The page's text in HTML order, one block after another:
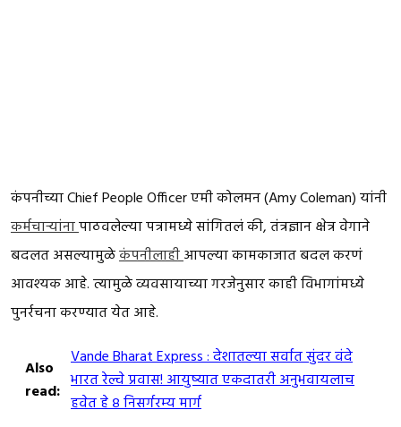
कंपनीच्या Chief People Officer एमी कोलमन (Amy Coleman) यांनी
कर्मचाऱ्यांनापाठवलेल्या पत्रामध्ये सांगितलं की, तंत्रज्ञान क्षेत्र वेगाने
बदलत असल्यामुळेकंपनीलाहीआपल्या कामकाजात बदल करणं
आवश्यक आहे. त्यामुळे व्यवसायाच्या गरजेनुसार काही विभागांमध्ये
पुनर्रचना करण्यात येत आहे.
Also
read:
Vande Bharat Express : देशातल्या सर्वात सुंदर वंदे
भारत रेल्वे प्रवास! आयुष्यात एकदातरी अनुभवायलाच
हवेत हे ८ निसर्गरम्य मार्ग